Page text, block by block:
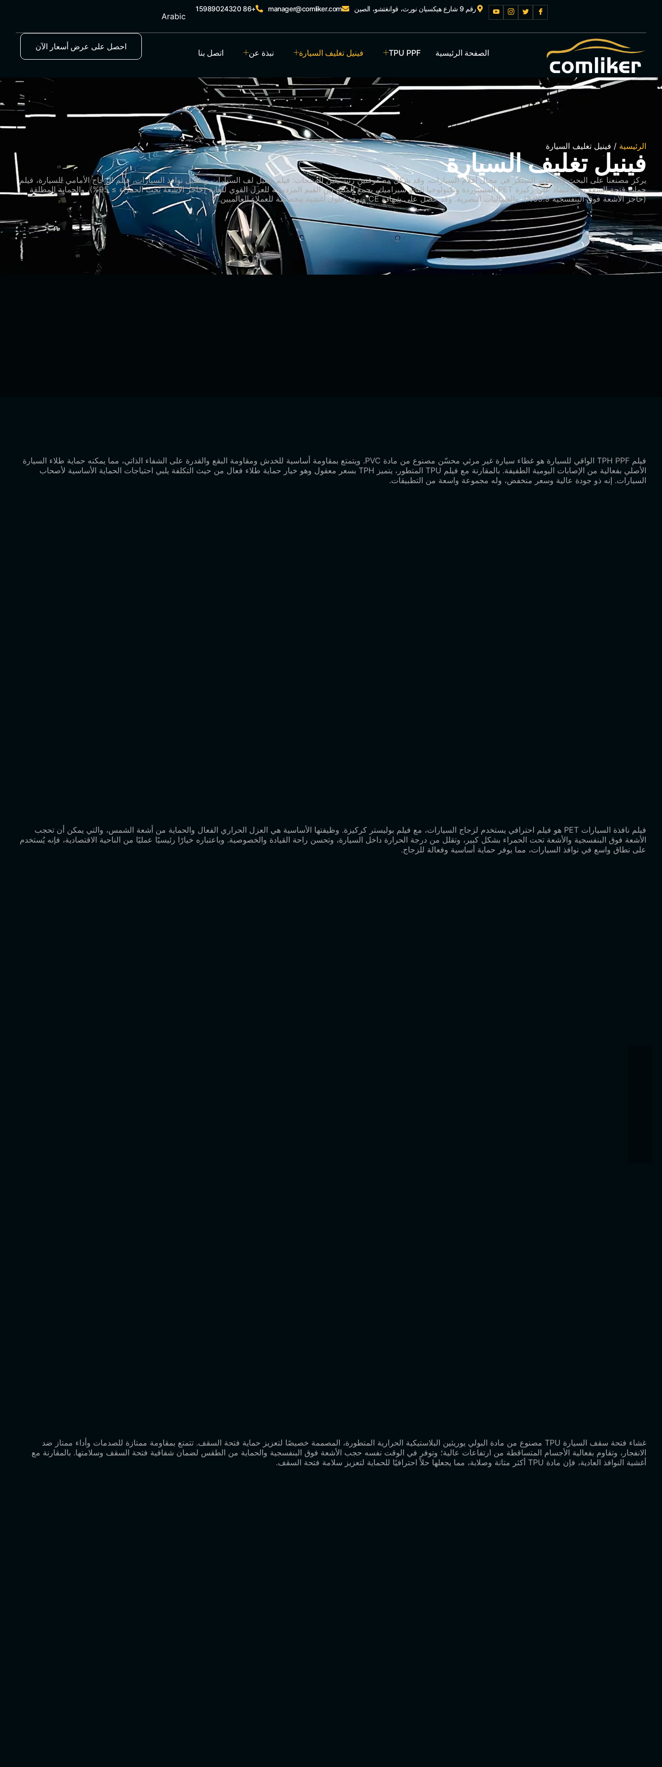
رقم 9 شارع هيكسيان نورث، قوانغتشو، الصين manager@comliker.com
+86 15989024320
Arabic
الصفحة الرئيسية TPU PPF فينيل تغليف السيارة نبذة عن اتصل بنا
احصل على عرض أسعار الآن
الرئيسية / فينيل تغليف السيارة
فينيل تغليف السيارة
يركز مصنعنا على البحث والتطوير المبتكر في مجال أفلام السيارات، وقد شكل مصفوفتين رئيسيتين للمنتجات: فيلم فينيل لف السيارات وتظليل نوافذ السيارات، فيلم الزجاج الأمامي للسيارة، فيلم
حماية فتحة السقف. بالاعتماد على ركيزة PET المستوردة وتكنولوجيا النانو سيراميك، يجمع المنتج بين القيم المزدوجة للعزل القوي للغاية (حاجز الأشعة تحت الحمراء ≥ 95%)، والحماية المطلقة
(حاجز الأشعة فوق البنفسجية 99.9%)، والجماليات البصرية. وقد حصل على شهادة CE ويوفر حلول أغشية مخصصة للعملاء العالميين.
فيلم TPH PPF الواقي للسيارة هو غطاء سيارة غير مرئي محسّن مصنوع من مادة PVC. ويتمتع بمقاومة أساسية للخدش ومقاومة البقع والقدرة على الشفاء الذاتي، مما يمكنه حماية طلاء السيارة
الأصلي بفعالية من الإصابات اليومية الطفيفة. بالمقارنة مع فيلم TPU المتطور، يتميز TPH بسعر معقول وهو خيار حماية طلاء فعال من حيث التكلفة يلبي احتياجات الحماية الأساسية لأصحاب
السيارات. إنه ذو جودة عالية وسعر منخفض، وله مجموعة واسعة من التطبيقات.
فيلم نافذة السيارات PET هو فيلم احترافي يستخدم لزجاج السيارات، مع فيلم بوليستر كركيزة. وظيفتها الأساسية هي العزل الحراري الفعال والحماية من أشعة الشمس، والتي يمكن أن تحجب
الأشعة فوق البنفسجية والأشعة تحت الحمراء بشكل كبير، وتقلل من درجة الحرارة داخل السيارة، وتحسن راحة القيادة والخصوصية. وباعتباره خيارًا رئيسيًا عمليًا من الناحية الاقتصادية، فإنه يُستخدم
على نطاق واسع في نوافذ السيارات، مما يوفر حماية أساسية وفعالة للزجاج.
غشاء فتحة سقف السيارة TPU مصنوع من مادة البولي يوريثين البلاستيكية الحرارية المتطورة، المصممة خصيصًا لتعزيز حماية فتحة السقف. تتمتع بمقاومة ممتازة للصدمات وأداء ممتاز ضد
الانفجار، وتقاوم بفعالية الأجسام المتساقطة من ارتفاعات عالية؛ وتوفر في الوقت نفسه حجب الأشعة فوق البنفسجية والحماية من الطقس لضمان شفافية فتحة السقف وسلامتها. بالمقارنة مع
أغشية النوافذ العادية، فإن مادة TPU أكثر متانة وصلابة، مما يجعلها حلاً احترافيًا للحماية لتعزيز سلامة فتحة السقف.